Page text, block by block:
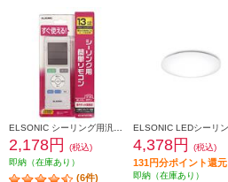
2,178円
(税込)
即納（在庫あり）
(6件)
4,378円 (税込)
131円分ポイント還元
即納（在庫あり）